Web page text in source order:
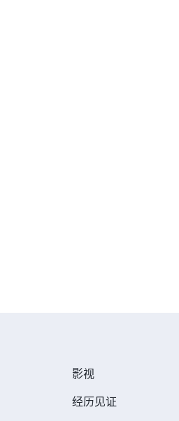
咱俩分开，这样我也能发挥
影视
经历见证